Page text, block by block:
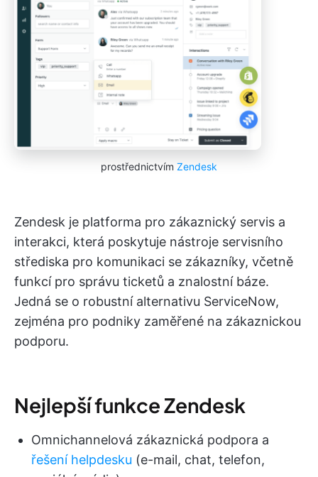
prostřednictvím Zendesk
Zendesk je platforma pro zákaznický servis a
interakci, která poskytuje nástroje servisního
střediska pro komunikaci se zákazníky, včetně
funkcí pro správu ticketů a znalostní báze.
Jedná se o robustní alternativu ServiceNow,
zejména pro podniky zaměřené na zákaznickou
podporu.
Nejlepší funkce Zendesk
Omnichannelová zákaznická podpora a
řešení helpdesku (e-mail, chat, telefon,